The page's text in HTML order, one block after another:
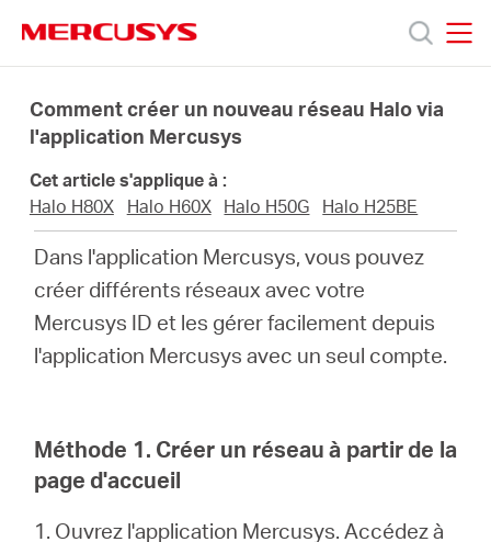
navigation
Produits
propos
Comment créer un nouveau réseau Halo via
l'application Mercusys
Cet article s'applique à :
Halo H80X
Halo H60X Halo H50G Halo H25BE
Dans l'application Mercusys, vous pouvez
créer différents réseaux avec votre
Mercusys ID et les gérer facilement depuis
l'application Mercusys avec un seul compte.
Méthode 1. Créer un réseau à partir de la
page d'accueil
1. Ouvrez l'application Mercusys. Accédez à